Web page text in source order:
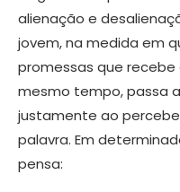
alienação e
jovem, na medida em
promessas que recebe
mesmo tempo, passa
justamente ao
palavra. Em
pensa: